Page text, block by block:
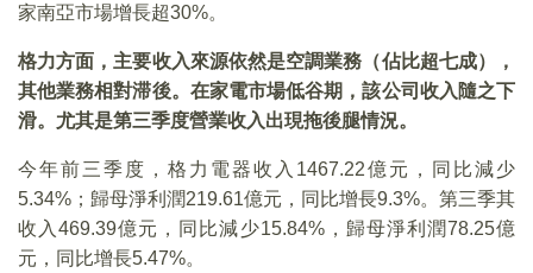
家南亞市場增長超30%。
格力方面，主要收入來源依然是空調業務（佔比超七成），
其他業務相對滞後。在家電市場低谷期，該公司收入隨之下
滑。尤其是第三季度營業收入出現拖後腿情況。
今年前三季度，格力電器收入1467.22億元，同比減少
5.34%；歸母淨利潤219.61億元，同比增長9.3%。第三季其
收入469.39億元，同比減少15.84%，歸母淨利潤78.25億
元，同比增長5.47%。